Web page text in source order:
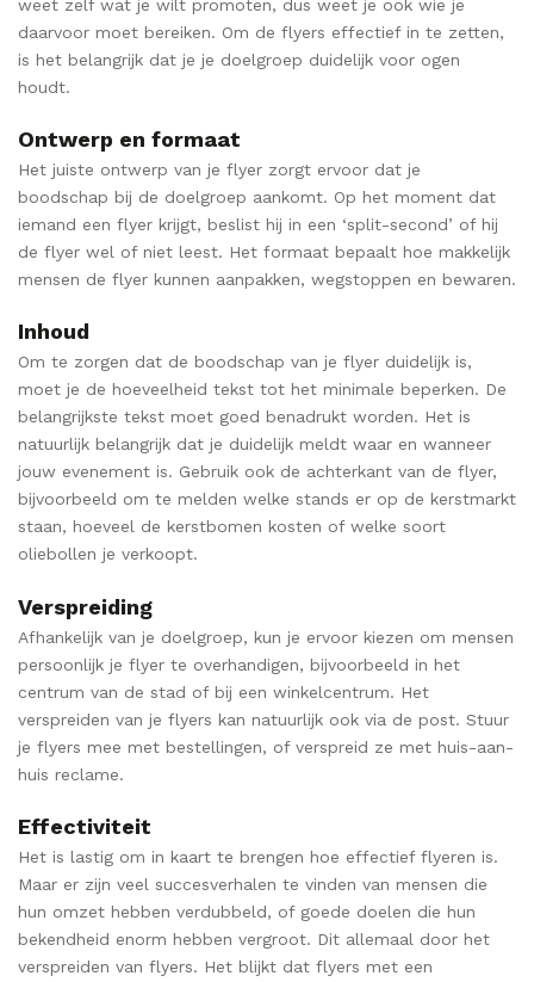
weet zelf wat je wilt promoten, dus weet je ook wie je
daarvoor moet bereiken. Om de flyers effectief in te zetten,
is het belangrijk dat je je doelgroep duidelijk voor ogen
houdt.
Ontwerp en formaat
Het juiste ontwerp van je flyer zorgt ervoor dat je
boodschap bij de doelgroep aankomt. Op het moment dat
iemand een flyer krijgt, beslist hij in een ‘split-second’ of hij
de flyer wel of niet leest. Het formaat bepaalt hoe makkelijk
mensen de flyer kunnen aanpakken, wegstoppen en bewaren.
Inhoud
Om te zorgen dat de boodschap van je flyer duidelijk is,
moet je de hoeveelheid tekst tot het minimale beperken. De
belangrijkste tekst moet goed benadrukt worden. Het is
natuurlijk belangrijk dat je duidelijk meldt waar en wanneer
jouw evenement is. Gebruik ook de achterkant van de flyer,
bijvoorbeeld om te melden welke stands er op de kerstmarkt
staan, hoeveel de kerstbomen kosten of welke soort
oliebollen je verkoopt.
Verspreiding
Afhankelijk van je doelgroep, kun je ervoor kiezen om mensen
persoonlijk je flyer te overhandigen, bijvoorbeeld in het
centrum van de stad of bij een winkelcentrum. Het
verspreiden van je flyers kan natuurlijk ook via de post. Stuur
je flyers mee met bestellingen, of verspreid ze met huis-aan-
huis reclame.
Effectiviteit
Het is lastig om in kaart te brengen hoe effectief flyeren is.
Maar er zijn veel succesverhalen te vinden van mensen die
hun omzet hebben verdubbeld, of goede doelen die hun
bekendheid enorm hebben vergroot. Dit allemaal door het
verspreiden van flyers. Het blijkt dat flyers met een